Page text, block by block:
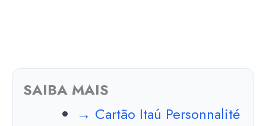
SAIBA MAIS
→ Cartão Itaú Personnalité